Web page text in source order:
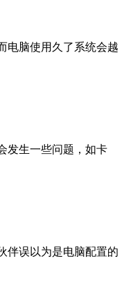
电脑使用久了系统会越
发生一些问题，如卡
伴误以为是电脑配置的